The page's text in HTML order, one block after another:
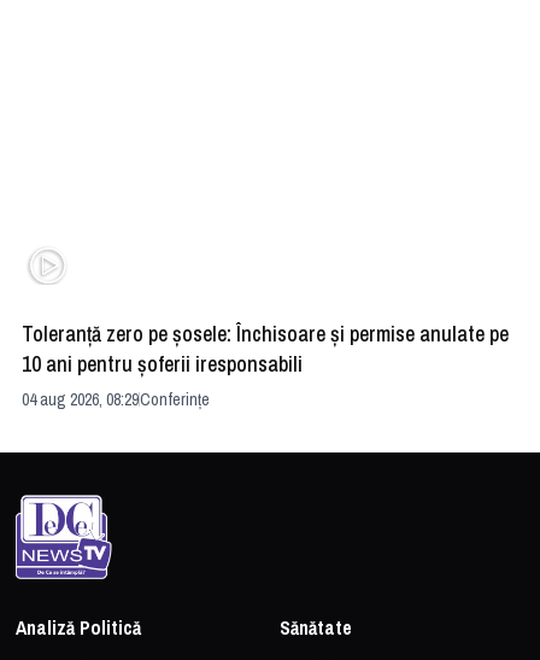
Toleranță zero pe șosele: Închisoare și permise anulate pe
10 ani pentru șoferii iresponsabili
04 aug 2026, 08:29Conferințe
Analiză Politică
Sănătate